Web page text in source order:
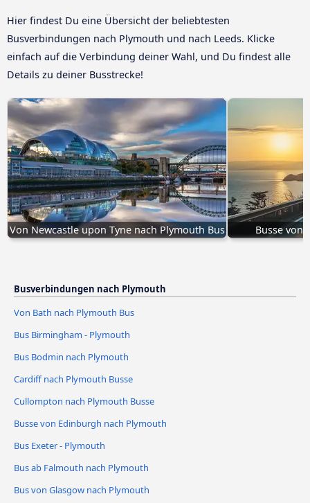
Hier findest Du eine Übersicht der beliebtesten
Busverbindungen nach Plymouth und nach Leeds. Klicke
einfach auf die Verbindung deiner Wahl, und Du findest alle
Details zu deiner Busstrecke!
Von Newcastle upon Tyne nach Plymouth Bus Busse von
Busverbindungen nach Plymouth
Von Bath nach Plymouth Bus
Bus Birmingham - Plymouth
Bus Bodmin nach Plymouth
Cardiff nach Plymouth Busse
Cullompton nach Plymouth Busse
Busse von Edinburgh nach Plymouth
Bus Exeter - Plymouth
Bus ab Falmouth nach Plymouth
Bus von Glasgow nach Plymouth